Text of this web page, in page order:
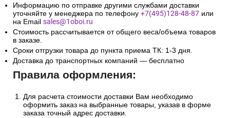
Информацию по отправке другими службами доставки
уточняйте у менеджера по телефону +7(495)128-48-87 или
на Email sales@1oboi.ru
Стоимость рассчитывается от общего веса/объема товаров
в заказе.
Сроки отгрузки товара до пункта приема ТК: 1-3 дня.
Доставка до транспортных компаний — бесплатно
Правила оформления:
Для расчета стоимости доставки Вам необходимо
оформить заказ на выбранные товары, указав в форме
заказа точный адрес доставки.